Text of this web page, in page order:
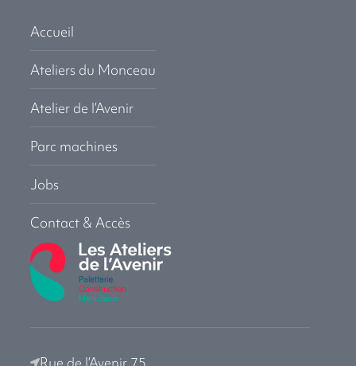
Accueil
Ateliers du Monceau
Atelier de l’Avenir
Parc machines
Jobs
Contact & Accès